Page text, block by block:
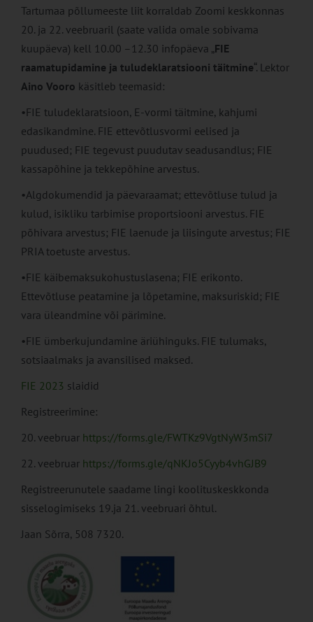
Tartumaa põllumeeste liit korraldab Zoomi keskkonnas
20. ja 22. veebruaril (saate valida omale sobivama
kuupäeva) kell 10.00 –12.30 infopäeva „FIE
raamatupidamine ja tuludeklaratsiooni täitmine“. Lektor
Aino Vooro käsitleb teemasid:
•FIE tuludeklaratsioon, E-vormi täitmine, kahjumi
edasikandmine. FIE ettevõtlusvormi eelised ja
puudused; FIE tegevust puudutav seadusandlus; FIE
kassapõhine ja tekkepõhine arvestus.
•Algdokumendid ja päevaraamat; ettevõtluse tulud ja
kulud, isikliku tarbimise proportsiooni arvestus. FIE
põhivara arvestus; FIE laenude ja liisingute arvestus; FIE
PRIA toetuste arvestus.
•FIE käibemaksukohustuslasena; FIE erikonto.
Ettevõtluse peatamine ja lõpetamine, maksuriskid; FIE
vara üleandmine või pärimine.
•FIE ümberkujundamine äriühinguks. FIE tulumaks,
sotsiaalmaks ja avansilised maksed.
FIE 2023 slaidid
Registreerimine:
20. veebruar https://forms.gle/FWTKz9VgtNyW3mSi7
22. veebruar https://forms.gle/qNKJo5Cyyb4vhGJB9
Registreerunutele saadame lingi koolituskeskkonda
sisselogimiseks 19.ja 21. veebruari õhtul.
Jaan Sõrra, 508 7320.